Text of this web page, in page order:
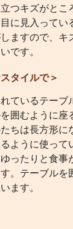
つキズがとこ
に見入ってい
ますので、キ
です。
タイルで＞
ているテーブ
囲むように座
ちは長方形に
ように使って
ったりと食事
。テーブルを
ます。